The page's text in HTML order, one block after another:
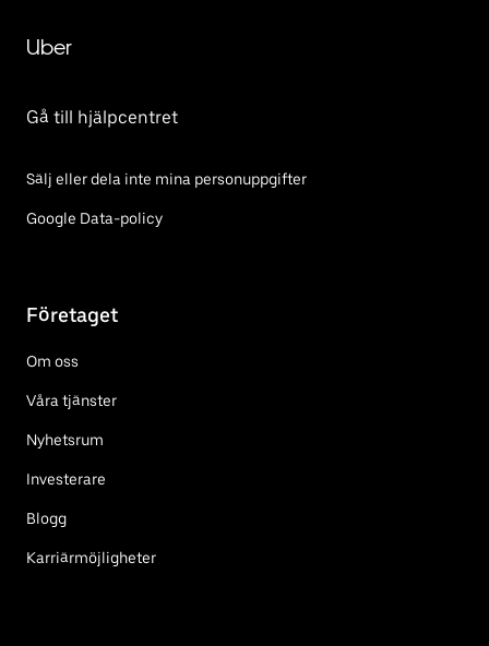
Uber
Gå till hjälpcentret
Sälj eller dela inte mina personuppgifter
Google Data-policy
Företaget
Om oss
Våra tjänster
Nyhetsrum
Investerare
Blogg
Karriärmöjligheter